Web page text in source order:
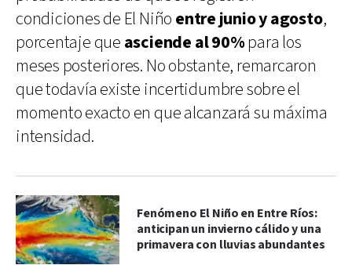
condiciones de El Niño entre junio y agosto,
porcentaje que asciende al 90%para los
meses posteriores. No obstante, remarcaron
que todavía existe incertidumbre sobre el
momento exacto en que alcanzará su máxima
intensidad.
Fenómeno El Niño en Entre Ríos:
anticipan un invierno cálido y una
primavera con lluvias abundantes